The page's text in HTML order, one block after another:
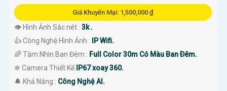
Giá Khuyến Mại: 1,500,000 ₫
👁 Hình Ảnh Sắc nét : 3k .
👍 Công Nghệ Hình Ảnh :
IP Wifi.
🌈 Tầm Nhìn Ban Đêm : Full Color 30m Có Màu Ban Ðêm.
❄ Camera Thiết Kế IP67 xoay 360.
️🔔 Khả Năng : Công Nghệ AI.